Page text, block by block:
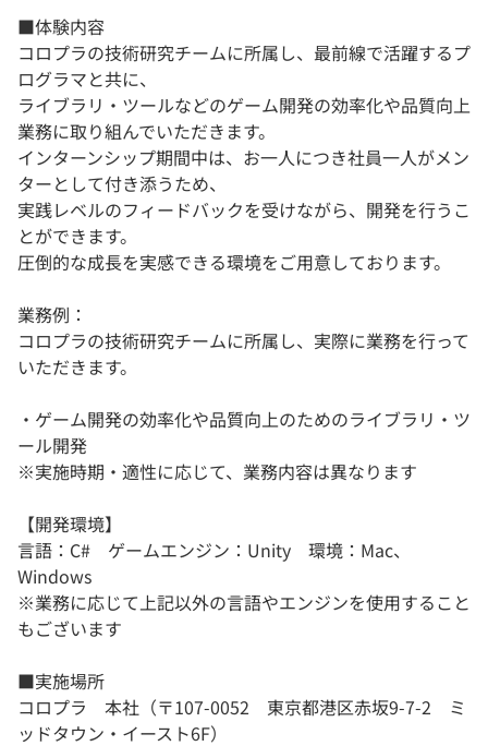
■体験内容
コロプラの技術研究チームに所属し、最前線で活躍するプ
ログラマと共に、
ライブラリ・ツールなどのゲーム開発の効率化や品質向上
業務に取り組んでいただきます。
インターンシップ期間中は、お一人につき社員一人がメン
ターとして付き添うため、
実践レベルのフィードバックを受けながら、開発を行うこ
とができます。
圧倒的な成長を実感できる環境をご用意しております。
業務例：
コロプラの技術研究チームに所属し、実際に業務を行って
いただきます。
・ゲーム開発の効率化や品質向上のためのライブラリ・ツ
ール開発
※実施時期・適性に応じて、業務内容は異なります
【開発環境】
言語：C# ゲームエンジン：Unity 環境：Mac、
Windows
※業務に応じて上記以外の言語やエンジンを使用すること
もございます
■実施場所
コロプラ 本社（〒107-0052 東京都港区赤坂9-7-2 ミ
ッドタウン・イースト6F）